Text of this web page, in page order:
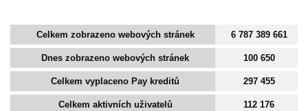
Celkem zobrazeno webových stránek 6 787 389 661
Dnes zobrazeno webových stránek 100 650
Celkem vyplaceno Pay kreditů 297 455
Celkem aktivních uživatelů 112 176